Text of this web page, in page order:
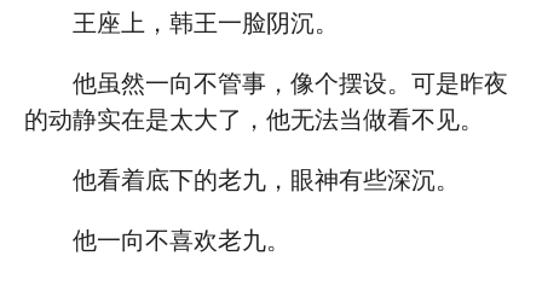
王座上，韩王一脸阴沉。
他虽然一向不管事，像个摆设。可是昨夜
的动静实在是太大了，他无法当做看不见。
他看着底下的老九，眼神有些深沉。
他一向不喜欢老九。